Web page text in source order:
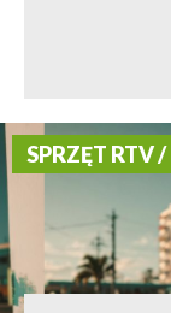
SPRZĘT RTV